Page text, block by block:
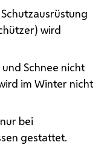
wird
Schnee nicht
im Winter nicht
bei
gestattet.